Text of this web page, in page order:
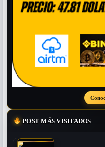
POST MÁS VISITADOS